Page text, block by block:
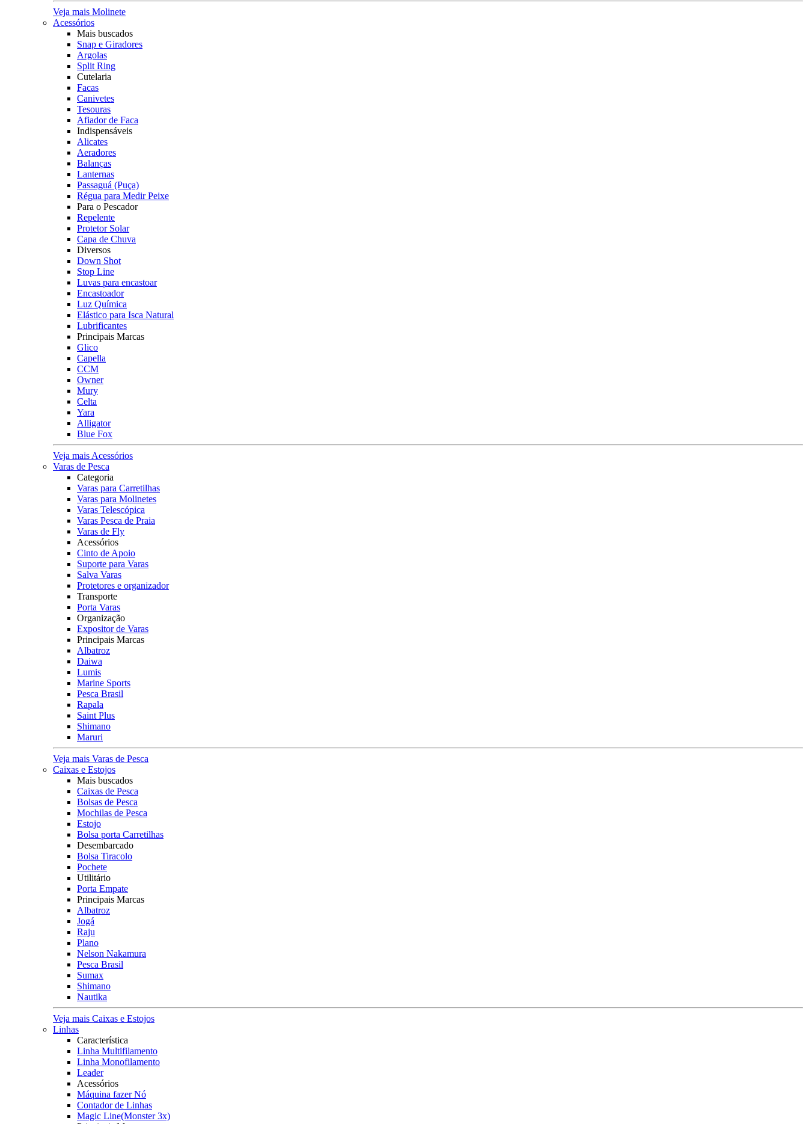
Veja mais Molinete
Acessórios
Mais buscados
Snap e Giradores
Argolas
Split Ring
Cutelaria
Facas
Canivetes
Tesouras
Afiador de Faca
Indispensáveis
Alicates
Aeradores
Balanças
Lanternas
Passaguá (Puça)
Régua para Medir Peixe
Para o Pescador
Repelente
Protetor Solar
Capa de Chuva
Diversos
Down Shot
Stop Line
Luvas para encastoar
Encastoador
Luz Química
Elástico para Isca Natural
Lubrificantes
Principais Marcas
Glico
Capella
CCM
Owner
Mury
Celta
Yara
Alligator
Blue Fox
Veja mais Acessórios
Varas de Pesca
Categoria
Varas para Carretilhas
Varas para Molinetes
Varas Telescópica
Varas Pesca de Praia
Varas de Fly
Acessórios
Cinto de Apoio
Suporte para Varas
Salva Varas
Protetores e organizador
Transporte
Porta Varas
Organização
Expositor de Varas
Principais Marcas
Albatroz
Daiwa
Lumis
Marine Sports
Pesca Brasil
Rapala
Saint Plus
Shimano
Maruri
Veja mais Varas de Pesca
Caixas e Estojos
Mais buscados
Caixas de Pesca
Bolsas de Pesca
Mochilas de Pesca
Estojo
Bolsa porta Carretilhas
Desembarcado
Bolsa Tiracolo
Pochete
Utilitário
Porta Empate
Principais Marcas
Albatroz
Jogá
Raju
Plano
Nelson Nakamura
Pesca Brasil
Sumax
Shimano
Nautika
Veja mais Caixas e Estojos
Linhas
Característica
Linha Multifilamento
Linha Monofilamento
Leader
Acessórios
Máquina fazer Nó
Contador de Linhas
Magic Line(Monster 3x)